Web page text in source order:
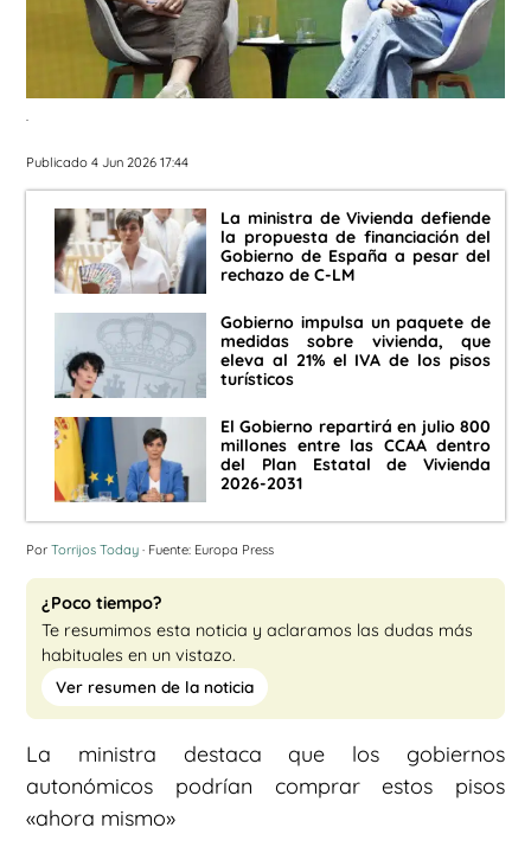
.
Publicado 4 Jun 2026 17:44
La ministra de Vivienda defiende
la propuesta de financiación del
Gobierno de España a pesar del
rechazo de C-LM
Gobierno impulsa un paquete de
medidas sobre vivienda, que
eleva al 21% el IVA de los pisos
turísticos
El Gobierno repartirá en julio 800
millones entre las CCAA dentro
del Plan Estatal de Vivienda
2026-2031
Por Torrijos Today · Fuente: Europa Press
¿Poco tiempo?
Te resumimos esta noticia y aclaramos las dudas más
habituales en un vistazo.
Ver resumen de la noticia
La ministra destaca que los gobiernos
autonómicos podrían comprar estos pisos
«ahora mismo»